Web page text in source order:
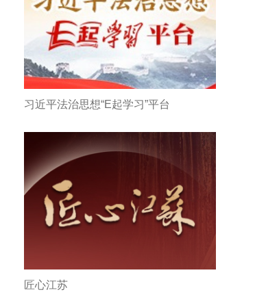
习近平法治思想“E起学习”平台
匠心江苏